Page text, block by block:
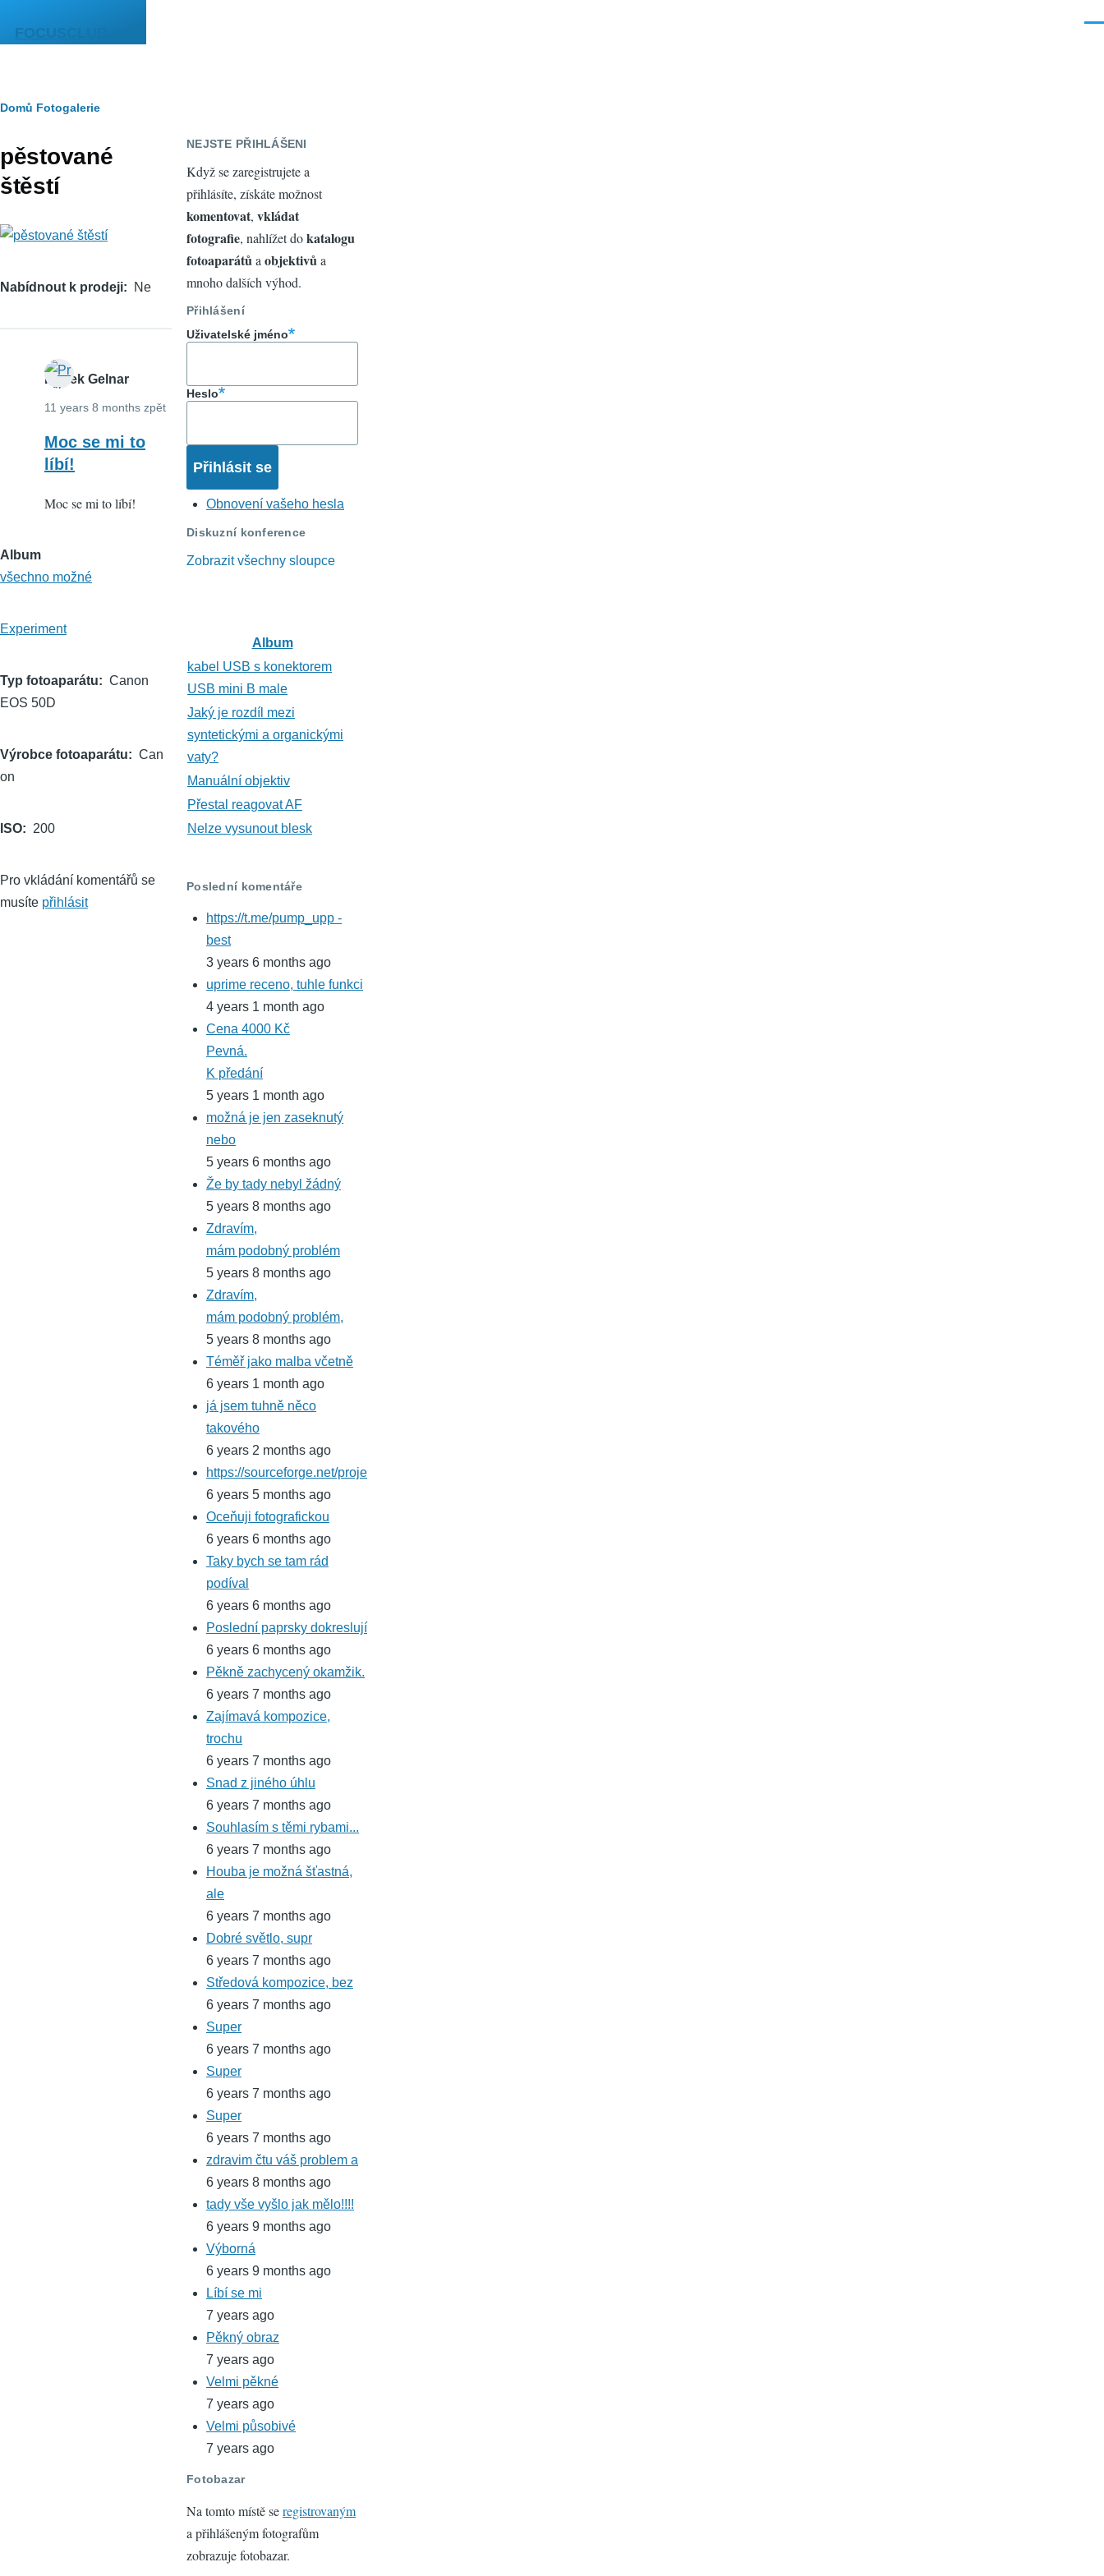
FOCUSCLUB.CZ
Drobečková
navigace
Domů Fotogalerie
pěstované
štěstí
Nabídnout k prodeji Ne
Radek Gelnar
11 years 8 months zpět
Moc se mi to
líbí!
Moc se mi to líbí!
Album
všechno možné
Experiment
Typ fotoaparátu
Canon
EOS 50D
Výrobce fotoaparátu
Can
on
ISO 200
Pro vkládání komentářů se
musíte přihlásit
NEJSTE PŘIHLÁŠENI
Když se zaregistrujete a
přihlásíte, získáte možnost
komentovat, vkládat
fotografie, nahlížet dokatalogu
fotoaparátůaobjektivůa
mnoho dalších výhod.
Přihlášení
Uživatelské jméno
Heslo
Obnovení vašeho hesla
Diskuzní konference
Zobrazit všechny sloupce
Album
kabel USB s konektorem
USB mini B male
Jaký je rozdíl mezi
syntetickými a organickými
vaty?
Manuální objektiv
Přestal reagovat AF
Nelze vysunout blesk
Poslední komentáře
https://t.me/pump_upp -
best
3 years 6 months ago
uprime receno, tuhle funkci
4 years 1 month ago
Cena 4000 Kč
Pevná.
K předání
5 years 1 month ago
možná je jen zaseknutý
nebo
5 years 6 months ago
Že by tady nebyl žádný
5 years 8 months ago
Zdravím,
mám podobný problém
5 years 8 months ago
Zdravím,
mám podobný problém,
5 years 8 months ago
Téměř jako malba včetně
6 years 1 month ago
já jsem tuhně něco
takového
6 years 2 months ago
https://sourceforge.net/proje
6 years 5 months ago
Oceňuji fotografickou
6 years 6 months ago
Taky bych se tam rád
podíval
6 years 6 months ago
Poslední paprsky dokreslují
6 years 6 months ago
Pěkně zachycený okamžik.
6 years 7 months ago
Zajímavá kompozice,
trochu
6 years 7 months ago
Snad z jiného úhlu
6 years 7 months ago
Souhlasím s těmi rybami...
6 years 7 months ago
Houba je možná šťastná,
ale
6 years 7 months ago
Dobré světlo, supr
6 years 7 months ago
Středová kompozice, bez
6 years 7 months ago
Super
6 years 7 months ago
Super
6 years 7 months ago
Super
6 years 7 months ago
zdravim čtu váš problem a
6 years 8 months ago
tady vše vyšlo jak mělo!!!!
6 years 9 months ago
Výborná
6 years 9 months ago
Líbí se mi
7 years ago
Pěkný obraz
7 years ago
Velmi pěkné
7 years ago
Velmi působivé
7 years ago
Fotobazar
Na tomto místě seregistrovaným
a přihlášeným fotografům
zobrazuje fotobazar.